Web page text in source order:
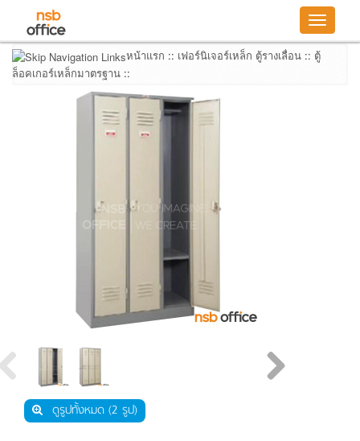
Toggle
หน้าแรก :: เฟอร์นิเจอร์เหล็ก ตู้รางเลื่อน :: ตู้
ล็อคเกอร์เหล็กมาตรฐาน ::
ดูรูปทั้งหมด (2 รูป)